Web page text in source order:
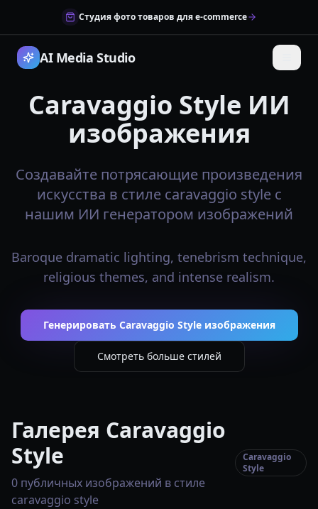
Студия фото товаров для e-commerce
AI Media Studio
Caravaggio Style ИИ
изображения
Создавайте потрясающие произведения
искусства в стиле caravaggio style с
нашим ИИ генератором изображений
Baroque dramatic lighting, tenebrism technique,
religious themes, and intense realism.
Генерировать Caravaggio Style изображения
Смотреть больше стилей
Галерея Caravaggio
Style
0 публичных изображений в стиле
caravaggio style
Caravaggio
Style